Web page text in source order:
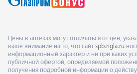
Цены в аптеках могут отличаться от цен,
ваше внимание на то, что сайт spb.rigla.ru
информационный характер и ни при каких
публичной офертой, определяемой
получения подробной информации о